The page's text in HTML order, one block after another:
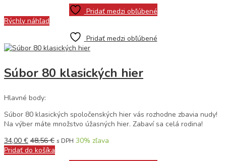
Pridať medzi obľúbené
Rýchly náhľad
Pridať medzi obľúbené
Súbor 80 klasických hier
Hlavné body:
Súbor 80 klasických spoločenských hier vás rozhodne zbavia nudy!
Na výber máte množstvo úžasných hier. Zabaví sa celá rodina!
34,00 € 48,56€ s DPH 30% zľava
Pridať do košíka